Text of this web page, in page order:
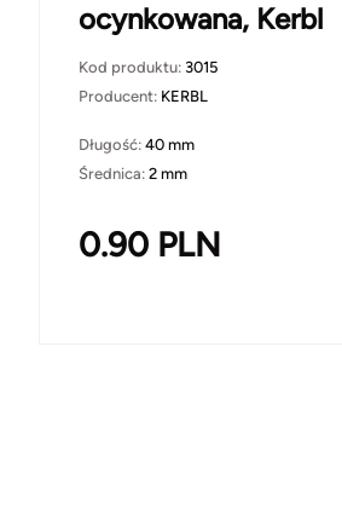
ocynkowana, Kerbl
Kod produktu: 3015
Producent: KERBL
Długość: 40 mm
Średnica: 2 mm
0.90 PLN